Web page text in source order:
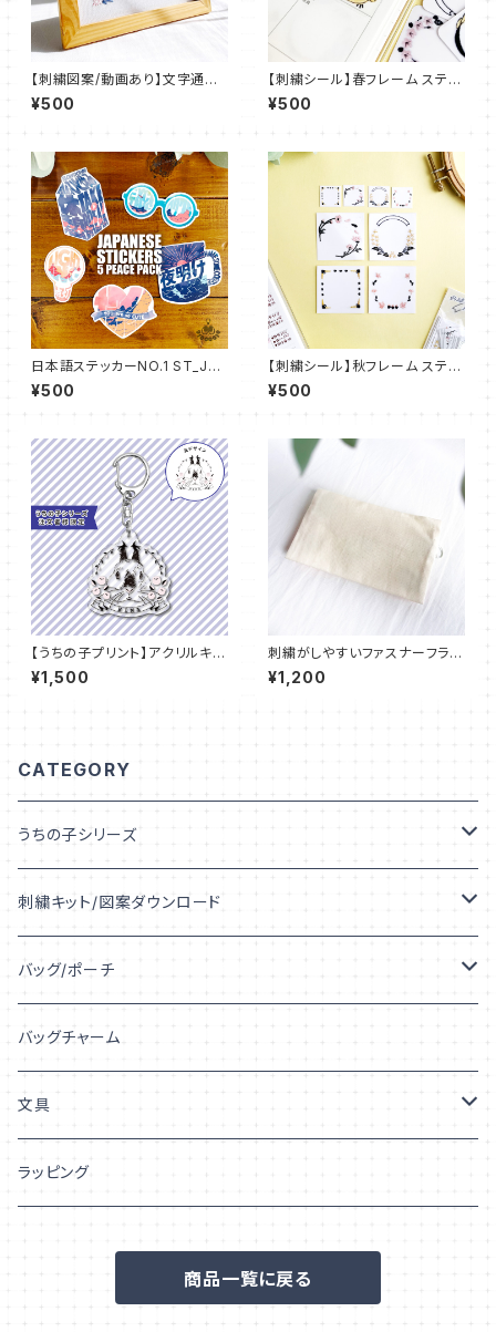
【刺繍図案/動画あり】文字通り
かわいい【PDFダウンロード】 ：
PDF_P05
¥500
【刺繍シール】春フレーム ステッ
カー【フレークシール】ST_EMB
01
¥500
日本語ステッカーNO.1 ST_JP0
1
¥500
【刺繍シール】秋フレーム ステッ
カー【フレークシール】ST_EMB
05
¥500
【うちの子プリント】アクリルキー
ホルダー アクキー：UT-P03
¥1,500
刺繍がしやすいファスナーフラッ
トポーチ【IDEable】MT_002
¥1,200
CATEGORY
うちの子シリーズ
うちの子デザイン
うちの子シルエット
うちの子プリント
うちの子「柄」
刺繍キット/図案ダウンロード
キット
図案ダウンロード
バッグ/ポーチ
トートバッグ
巾着
ポーチ
バッグチャーム
文具
シール/ステッカー
ラッピング
商品一覧に戻る